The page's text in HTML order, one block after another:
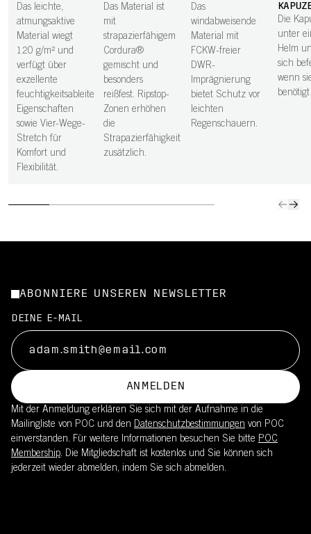
Das leichte,
atmungsaktive
Material wiegt
120 g/m² und
verfügt über
exzellente
feuchtigkeitsableitende
Eigenschaften
sowie Vier-Wege-
Stretch für
Komfort und
Flexibilität.
Das Material ist
mit
strapazierfähigem
Cordura®
gemischt und
besonders
reißfest. Ripstop-
Zonen erhöhen
die
Strapazierfähigkeit
zusätzlich.
Das
windabweisende
Material mit
FCKW-freier
DWR-
Imprägnierung
bietet Schutz vor
leichten
Regenschauern.
Die
unter
Helm
sich
wenn
ABONNIERE UNSEREN NEWSLETTER
DEINE E-MAIL
ANMELDEN
Mit der Anmeldung erklären Sie sich mit der Aufnahme in die
Mailingliste von POC und den Datenschutzbestimmungen von POC
einverstanden. Für weitere Informationen besuchen Sie bitte POC
Membership. Die Mitgliedschaft ist kostenlos und Sie können sich
jederzeit wieder abmelden, indem Sie sich abmelden.